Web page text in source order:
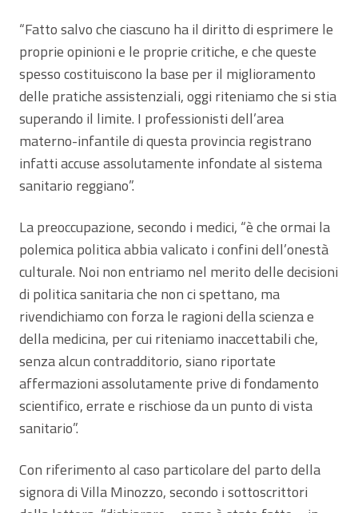
“Fatto salvo che ciascuno ha il diritto di esprimere le
proprie opinioni e le proprie critiche, e che queste
spesso costituiscono la base per il miglioramento
delle pratiche assistenziali, oggi riteniamo che si stia
superando il limite. I professionisti dell’area
materno-infantile di questa provincia registrano
infatti accuse assolutamente infondate al sistema
sanitario reggiano”.
La preoccupazione, secondo i medici, “è che ormai la
polemica politica abbia valicato i confini dell’onestà
culturale. Noi non entriamo nel merito delle decisioni
di politica sanitaria che non ci spettano, ma
rivendichiamo con forza le ragioni della scienza e
della medicina, per cui riteniamo inaccettabili che,
senza alcun contradditorio, siano riportate
affermazioni assolutamente prive di fondamento
scientifico, errate e rischiose da un punto di vista
sanitario”.
Con riferimento al caso particolare del parto della
signora di Villa Minozzo, secondo i sottoscrittori